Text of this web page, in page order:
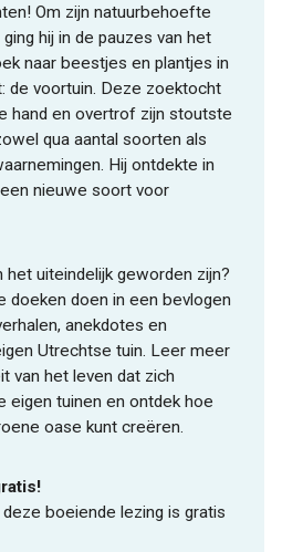
Om zijn natuurbehoefte
hij in de pauzes van het
naar beestjes en plantjes in
de voortuin. Deze zoektocht
hand en overtrof zijn stoutste
qua aantal soorten als
Hij ontdekte in
nieuwe soort voor
het uiteindelijk geworden zijn?
doeken doen in een bevlogen
anekdotes en
Utrechtse tuin. Leer meer
van het leven dat zich
eigen tuinen en ontdek hoe
oase kunt creëren.
boeiende lezing is gratis